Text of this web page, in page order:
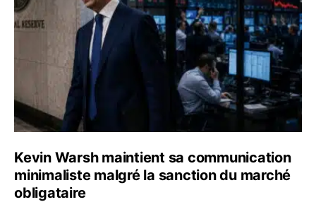
Kevin Warsh maintient sa communication
minimaliste malgré la sanction du marché
obligataire